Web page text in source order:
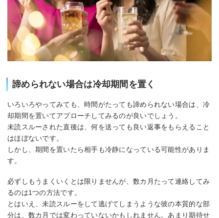
諦められない場合は冷却期間を置く
いろいろやってみても、時間がたっても諦められない場合は、冷
却期間を置いてアプローチしてみるのが良いでしょう。
未読スルーされた直後は、何を送っても良い返事をもらえること
はほぼないです。
しかし、期間を置いたら相手も冷静になっている可能性がありま
す。
必ずしもうまくいくとは限りませんが、数カ月たって連絡してみ
るのは1つの方法です。
とはいえ、未読スルーをして逃げてしまうような彼の本質的な部
分は、数カ月では変わっていないかもしれません。あまり期待せ